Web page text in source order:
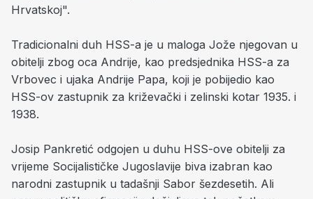
Hrvatskoj".
Tradicionalni duh HSS-a je u maloga Jože njegovan u
obitelji zbog oca Andrije, kao predsjednika HSS-a za
Vrbovec i ujaka Andrije Papa, koji je pobijedio kao
HSS-ov zastupnik za križevački i zelinski kotar 1935. i
1938.
Josip Pankretić odgojen u duhu HSS-ove obitelji za
vrijeme Socijalističke Jugoslavije biva izabran kao
narodni zastupnik u tadašnji Sabor šezdesetih. Ali